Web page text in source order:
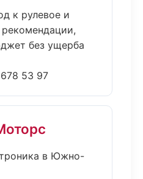
к рулевое и
без ущерба
53 97
в Южно-